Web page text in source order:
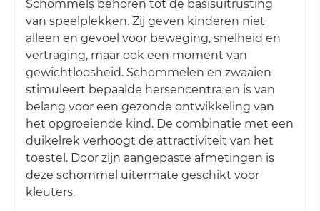
Schommels behoren tot de basisuitrusting
van speelplekken. Zij geven kinderen niet
alleen en gevoel voor beweging, snelheid en
vertraging, maar ook een moment van
gewichtloosheid. Schommelen en zwaaien
stimuleert bepaalde hersencentra en is van
belang voor een gezonde ontwikkeling van
het opgroeiende kind. De combinatie met een
duikelrek verhoogt de attractiviteit van het
toestel. Door zijn aangepaste afmetingen is
deze schommel uitermate geschikt voor
kleuters.